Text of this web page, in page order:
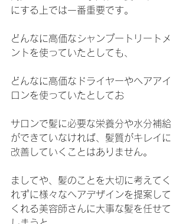
にする上では一番重要です。
どんなに高価なシャンプートリートメ
ントを使っていたとしても、
どんなに高価なドライヤーやヘアアイ
ロンを使っていたとしてお
サロンで髪に必要な栄養分や水分補給
ができていなければ、髪質がキレイに
改善していくことはありません。
ましてや、髪のことを大切に考えてく
れずに様々なヘアデザインを提案して
くれる美容師さんに大事な髪を任せて